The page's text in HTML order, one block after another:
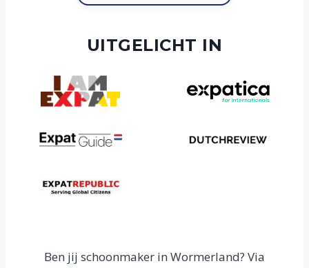
UITGELICHT IN
Ben jij schoonmaker in Wormerland? Via